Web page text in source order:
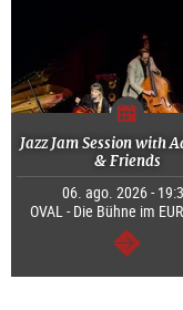
Jazz Jam Session with
& Friends
06. ago. 2026 -
OVAL - Die Bühne im